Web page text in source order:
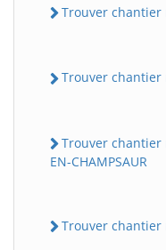
Trouver chantier
Trouver chantier
Trouver chantier
EN-CHAMPSAUR
Trouver chantier